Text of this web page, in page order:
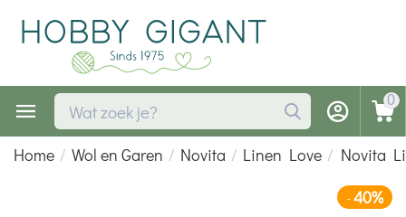
0
Home / Wol en Garen / Novita / Linen Love / Novita
-40%